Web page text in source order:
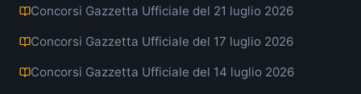
Concorsi Gazzetta Ufficiale del 21 luglio 2026
Concorsi Gazzetta Ufficiale del 17 luglio 2026
Concorsi Gazzetta Ufficiale del 14 luglio 2026